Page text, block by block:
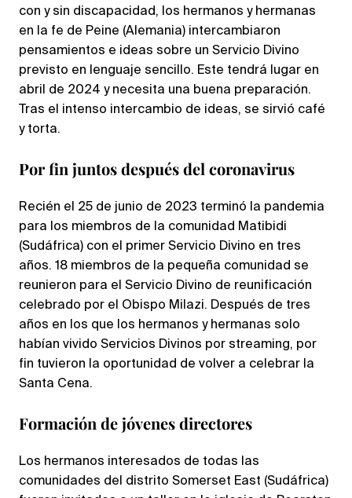
con y sin discapacidad, los hermanos y hermanas
en la fe de Peine (Alemania) intercambiaron
pensamientos e ideas sobre un Servicio Divino
previsto en lenguaje sencillo. Este tendrá lugar en
abril de 2024 y necesita una buena preparación.
Tras el intenso intercambio de ideas, se sirvió café
y torta.
Por fin juntos después del coronavirus
Recién el 25 de junio de 2023 terminó la pandemia
para los miembros de la comunidad Matibidi
(Sudáfrica) con el primer Servicio Divino en tres
años. 18 miembros de la pequeña comunidad se
reunieron para el Servicio Divino de reunificación
celebrado por el Obispo Milazi. Después de tres
años en los que los hermanos y hermanas solo
habían vivido Servicios Divinos por streaming, por
fin tuvieron la oportunidad de volver a celebrar la
Santa Cena.
Formación de jóvenes directores
Los hermanos interesados de todas las
comunidades del distrito Somerset East (Sudáfrica)